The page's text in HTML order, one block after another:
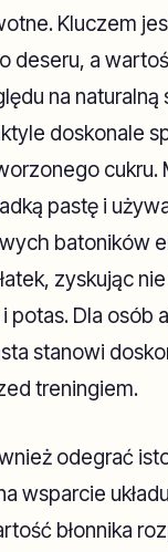
Kluczem
deseru, a
na naturalną
doskonale
cukru.
pastę i
batoników
zyskując
i potas. Dla osób
stanowi
treningiem.
odegrać
wsparcie
błonnika